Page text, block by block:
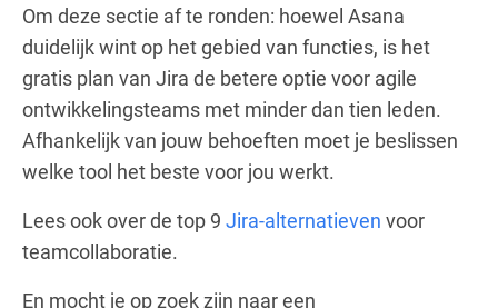
Om deze sectie af te ronden: hoewel Asana
duidelijk wint op het gebied van functies, is het
gratis plan van Jira de betere optie voor agile
ontwikkelingsteams met minder dan tien leden.
Afhankelijk van jouw behoeften moet je beslissen
welke tool het beste voor jou werkt.
Lees ook over de top 9 Jira-alternatieven voor
teamcollaboratie.
En mocht je op zoek zijn naar een